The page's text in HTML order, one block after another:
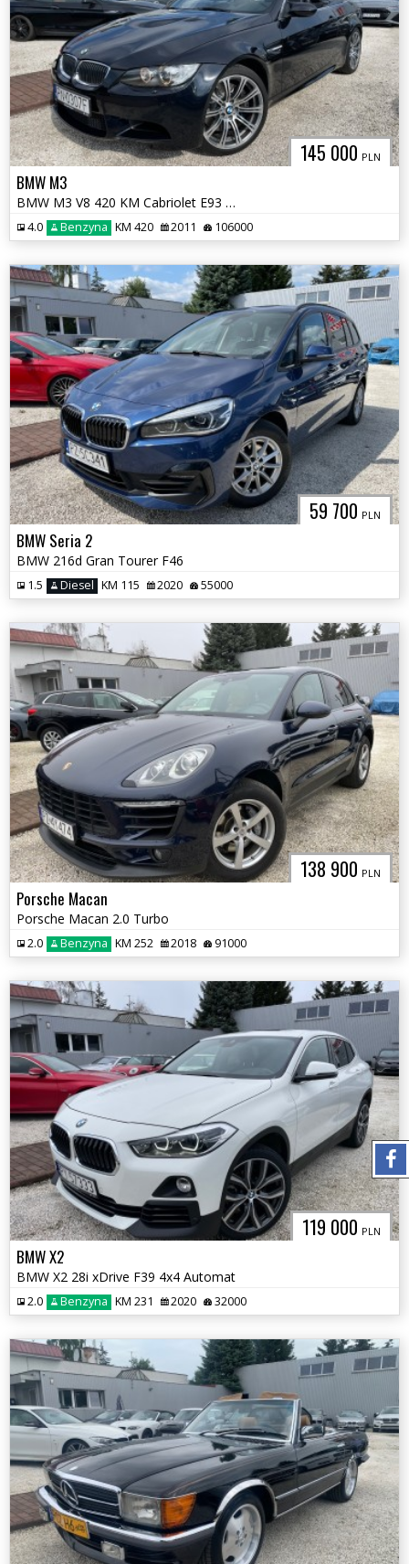
145 000 PLN
BMW M3
BMW M3 V8 420 KM Cabriolet E93 Lift Manual EDC
4.0 Benzyna KM 420 2011 106000
59 700 PLN
BMW Seria 2
BMW 216d Gran Tourer F46
1.5 Diesel KM 115 2020 55000
138 900 PLN
Porsche Macan
Porsche Macan 2.0 Turbo
2.0 Benzyna KM 252 2018 91000
119 000 PLN
BMW X2
BMW X2 28i xDrive F39 4x4 Automat
2.0 Benzyna KM 231 2020 32000